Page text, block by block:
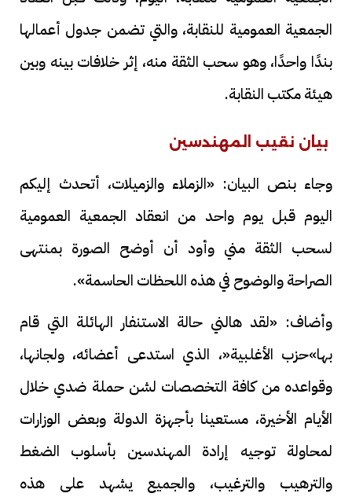
الجمعية العمومية للنقابة، والتي تضمن جدول أعمالها
بندًا واحدًا، وهو سحب الثقة منه، إثر خلافات بينه وبين
هيئة مكتب النقابة.
بيان نقيب المهندسين
وجاء بنص البيان: «الزملاء والزميلات، أتحدث إليكم
اليوم قبل يوم واحد من انعقاد الجمعية العمومية
لسحب الثقة مني وأود أن أوضح الصورة بمنتهى
الصراحة والوضوح في هذه اللحظات الحاسمة».
وأضاف: «لقد هالني حالة الاستنفار الهائلة التي قام
بها»حزب الأغلبية«، الذي استدعى أعضائه، ولجانها،
وقواعده من كافة التخصصات لشن حملة ضدي خلال
الأيام الأخيرة، مستعينا بأجهزة الدولة وبعض الوزارات
لمحاولة توجيه إرادة المهندسين بأسلوب الضغط
والترهيب والترغيب، والجميع يشهد على هذه